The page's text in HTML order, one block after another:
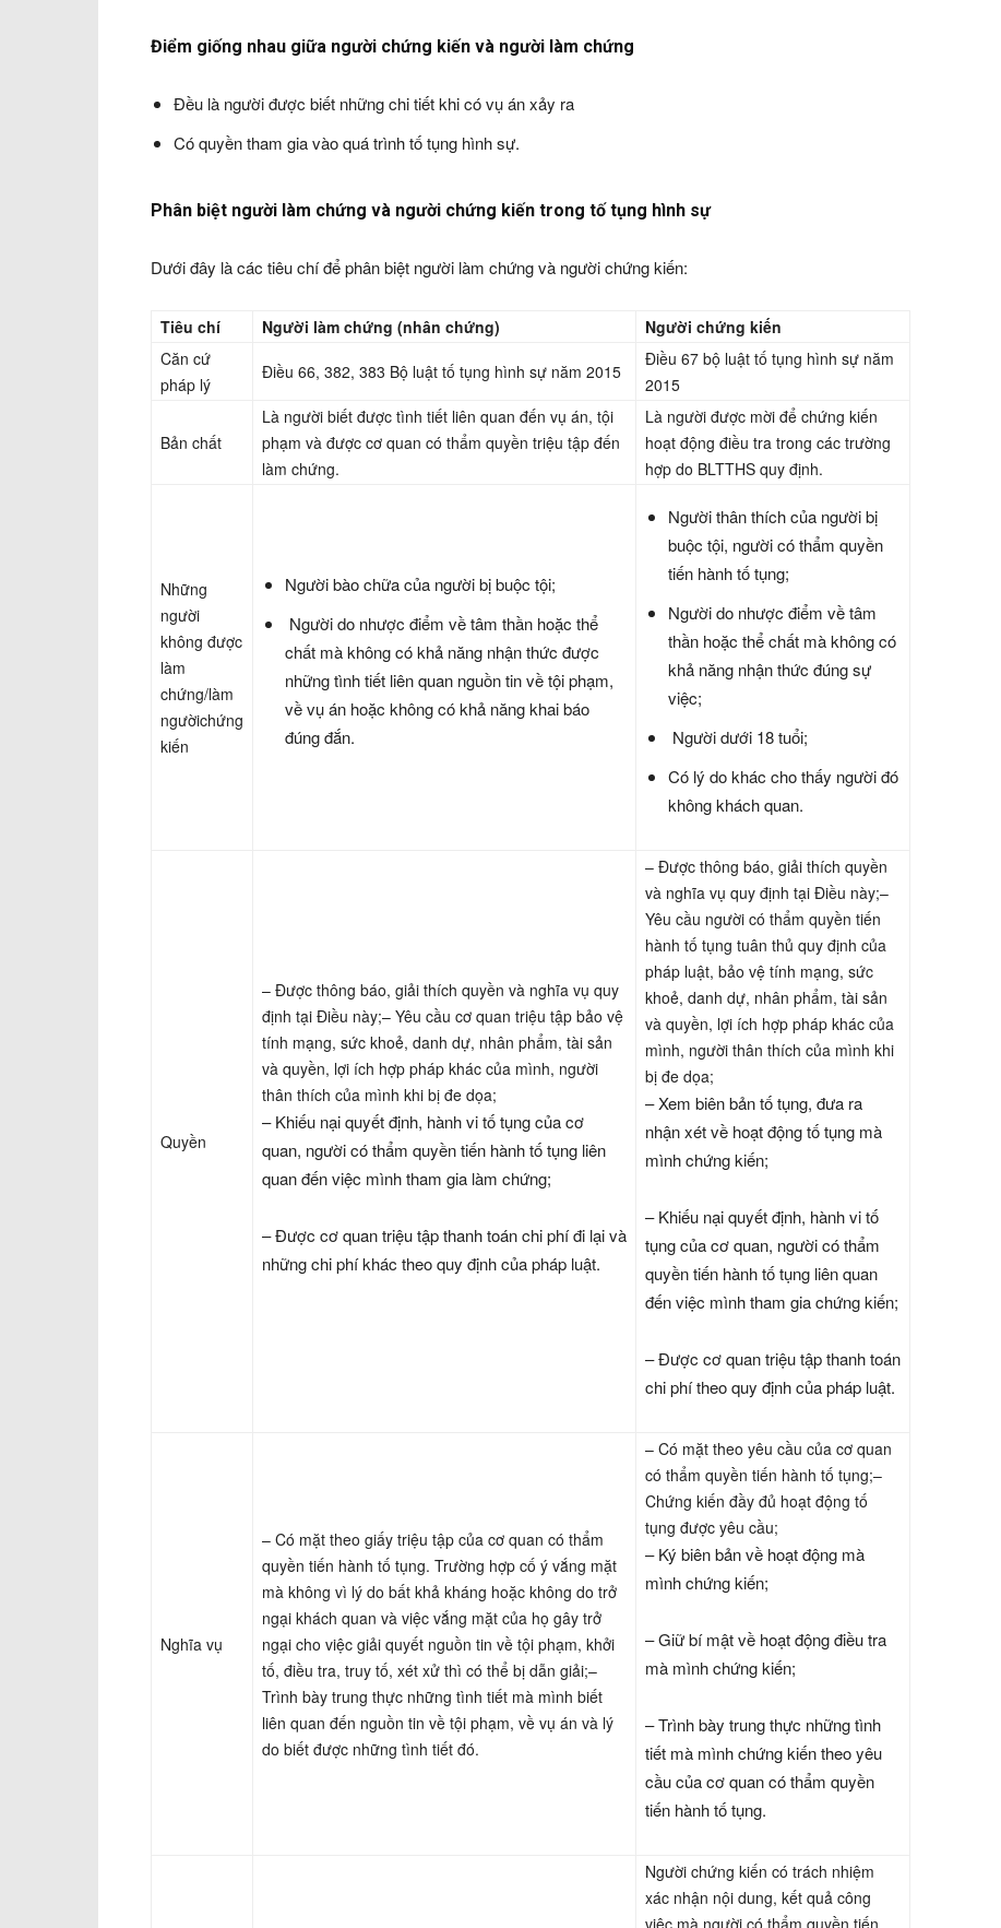
Điểm giống nhau giữa người chứng kiến và người làm chứng
Đều là người được biết những chi tiết khi có vụ án xảy ra
Có quyền tham gia vào quá trình tố tụng hình sự.
Phân biệt người làm chứng và người chứng kiến trong tố tụng hình sự
Dưới đây là các tiêu chí để phân biệt người làm chứng và người chứng kiến:
Tiêu chí Người làm chứng (nhân chứng)
Người chứng kiến
Căn cứ
pháp lý
Điều 66, 382, 383 Bộ luật tố tụng hình sự năm 2015
Điều 67 bộ luật tố tụng hình sự năm
2015
Bản chất
Là người biết được tình tiết liên quan đến vụ án, tội
phạm và được cơ quan có thẩm quyền triệu tập đến
làm chứng.
Là người được mời để chứng kiến
hoạt động điều tra trong các trường
hợp do BLTTHS quy định.
Những
người
không được
làm
chứng/làm
ngườichứng
kiến
Người bào chữa của người bị buộc tội;
Người do nhược điểm về tâm thần hoặc thể
chất mà không có khả năng nhận thức được
những tình tiết liên quan nguồn tin về tội phạm,
về vụ án hoặc không có khả năng khai báo
đúng đắn.
Người thân thích của người bị
buộc tội, người có thẩm quyền
tiến hành tố tụng;
Người do nhược điểm về tâm
thần hoặc thể chất mà không có
khả năng nhận thức đúng sự
việc;
Người dưới 18 tuổi;
Có lý do khác cho thấy người đó
không khách quan.
Quyền
– Được thông báo, giải thích quyền và nghĩa vụ quy
định tại Điều này;– Yêu cầu cơ quan triệu tập bảo vệ
tính mạng, sức khoẻ, danh dự, nhân phẩm, tài sản
và quyền, lợi ích hợp pháp khác của mình, người
thân thích của mình khi bị đe dọa;
– Khiếu nại quyết định, hành vi tố tụng của cơ
quan, người có thẩm quyền tiến hành tố tụng liên
quan đến việc mình tham gia làm chứng;
– Được cơ quan triệu tập thanh toán chi phí đi lại và
những chi phí khác theo quy định của pháp luật.
– Được thông báo, giải thích quyền
và nghĩa vụ quy định tại Điều này;–
Yêu cầu người có thẩm quyền tiến
hành tố tụng tuân thủ quy định của
pháp luật, bảo vệ tính mạng, sức
khoẻ, danh dự, nhân phẩm, tài sản
và quyền, lợi ích hợp pháp khác của
mình, người thân thích của mình khi
bị đe dọa;
– Xem biên bản tố tụng, đưa ra
nhận xét về hoạt động tố tụng mà
mình chứng kiến;
– Khiếu nại quyết định, hành vi tố
tụng của cơ quan, người có thẩm
quyền tiến hành tố tụng liên quan
đến việc mình tham gia chứng kiến;
– Được cơ quan triệu tập thanh toán
chi phí theo quy định của pháp luật.
Nghĩa vụ
– Có mặt theo giấy triệu tập của cơ quan có thẩm
quyền tiến hành tố tụng. Trường hợp cố ý vắng mặt
mà không vì lý do bất khả kháng hoặc không do trở
ngại khách quan và việc vắng mặt của họ gây trở
ngại cho việc giải quyết nguồn tin về tội phạm, khởi
tố, điều tra, truy tố, xét xử thì có thể bị dẫn giải;–
Trình bày trung thực những tình tiết mà mình biết
liên quan đến nguồn tin về tội phạm, về vụ án và lý
do biết được những tình tiết đó.
– Có mặt theo yêu cầu của cơ quan
có thẩm quyền tiến hành tố tụng;–
Chứng kiến đầy đủ hoạt động tố
tụng được yêu cầu;
– Ký biên bản về hoạt động mà
mình chứng kiến;
– Giữ bí mật về hoạt động điều tra
mà mình chứng kiến;
– Trình bày trung thực những tình
tiết mà mình chứng kiến theo yêu
cầu của cơ quan có thẩm quyền
tiến hành tố tụng.
Người chứng kiến có trách nhiệm
xác nhận nội dung, kết quả công
việc mà người có thẩm quyền tiến